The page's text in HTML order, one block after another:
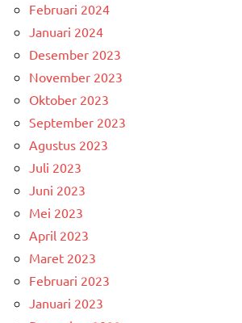
Februari 2024
Januari 2024
Desember 2023
November 2023
Oktober 2023
September 2023
Agustus 2023
Juli 2023
Juni 2023
Mei 2023
April 2023
Maret 2023
Februari 2023
Januari 2023